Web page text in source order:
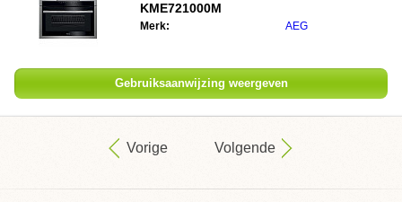
KME721000M
Merk: AEG
Gebruiksaanwijzing weergeven
Vorige Volgende